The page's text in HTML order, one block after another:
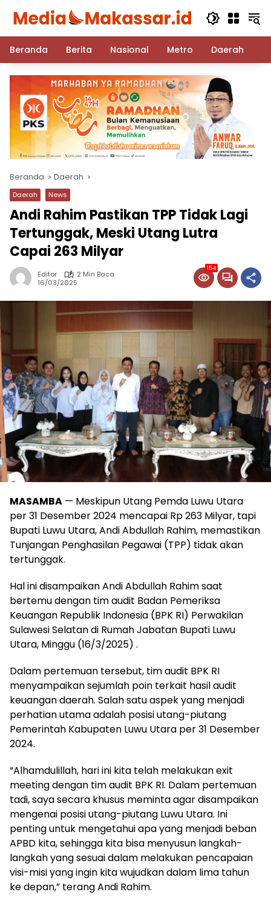
Beranda
Berita Nasional Metro Daerah
Beranda Daerah
Daerah News
Andi Rahim Pastikan TPP Tidak Lagi
Tertunggak, Meski Utang Lutra
Capai 263 Milyar
Editor
2 Min Baca
16/03/2025
154
MASAMBA — Meskipun Utang Pemda Luwu Utara
per 31 Desember 2024 mencapai Rp 263 Milyar, tapi
Bupati Luwu Utara, Andi Abdullah Rahim, memastikan
Tunjangan Penghasilan Pegawai (TPP) tidak akan
tertunggak.
Hal ini disampaikan Andi Abdullah Rahim saat
bertemu dengan tim audit Badan Pemeriksa
Keuangan Republik Indonesia (BPK RI) Perwakilan
Sulawesi Selatan di Rumah Jabatan Bupati Luwu
Utara, Minggu (16/3/2025) .
Dalam pertemuan tersebut, tim audit BPK RI
menyampaikan sejumlah poin terkait hasil audit
keuangan daerah. Salah satu aspek yang menjadi
perhatian utama adalah posisi utang-piutang
Pemerintah Kabupaten Luwu Utara per 31 Desember
2024.
“Alhamdulillah, hari ini kita telah melakukan exit
meeting dengan tim audit BPK RI. Dalam pertemuan
tadi, saya secara khusus meminta agar disampaikan
mengenai posisi utang-piutang Luwu Utara. Ini
penting untuk mengetahui apa yang menjadi beban
APBD kita, sehingga kita bisa menyusun langkah-
langkah yang sesuai dalam melakukan pencapaian
visi-misi yang ingin kita wujudkan dalam lima tahun
ke depan,” terang Andi Rahim.